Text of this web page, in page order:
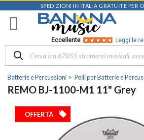
SPEDIZIONI IN ITALIA GRATUITE PER
Eccellente Leggi le
Batterie e Percussioni Pelli per Batterie e
REMO BJ-1100-M1 11" Grey
OFFERTA local_offer